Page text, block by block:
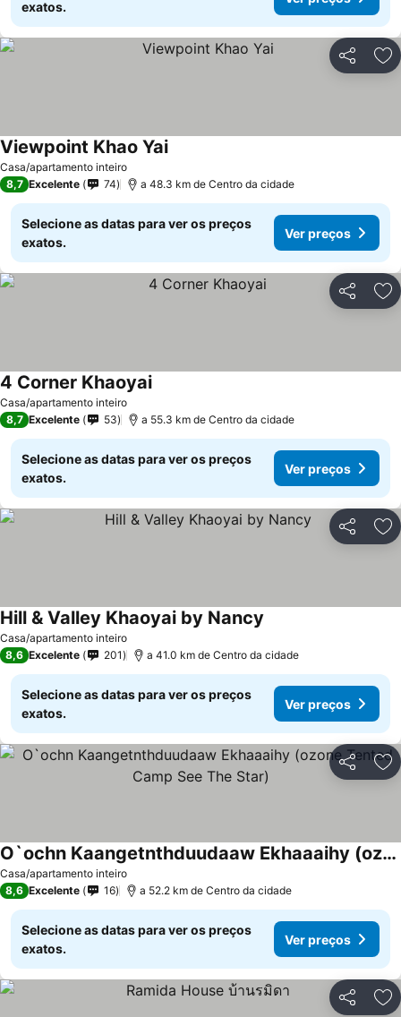
exatos.
Partilhar
Casa/apartamento inteiro
Viewpoint Khao Yai
8,7 Excelente 74 a 48.3 km de Centro da cidade
Selecione as datas para ver os preços
exatos.
Ver preços
Partilhar
Casa/apartamento inteiro
4 Corner Khaoyai
8,7 Excelente 53 a 55.3 km de Centro da cidade
Selecione as datas para ver os preços
exatos.
Ver preços
Partilhar
Casa/apartamento inteiro
Hill & Valley Khaoyai by Nancy
8,6 Excelente 201 a 41.0 km de Centro da cidade
Selecione as datas para ver os preços
exatos.
Ver preços
Partilhar
Casa/apartamento inteiro
O`ochn Kaangetnthduudaaw Ekhaaaihy (ozone Tented Camp See The Star)
8,6 Excelente 16 a 52.2 km de Centro da cidade
Selecione as datas para ver os preços
exatos.
Ver preços
Partilhar